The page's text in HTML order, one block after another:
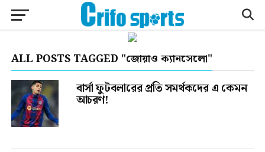
ALL POSTS TAGGED "জোয়াও ক্যানসেলো"
বার্সা ফুটবলারের প্রতি সমর্থকদের এ কেমন
আচরণ!